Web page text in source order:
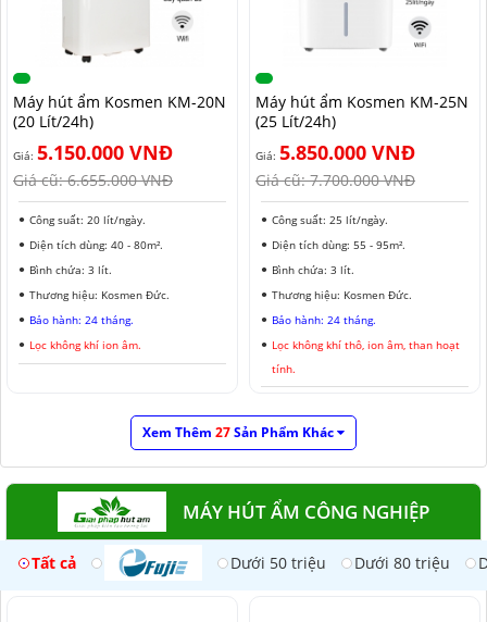
Máy hút ẩm Kosmen KM-20N
(20 Lít/24h)
Giá: 5.150.000 VNĐ
Giá cũ:6.655.000 VNĐ
Công suất: 20 lít/ngày.
Diện tích dùng: 40 - 80m².
Bình chứa: 3 lít.
Thương hiệu: Kosmen Đức.
Bảo hành: 24 tháng.
Lọc không khí ion âm.
Máy hút ẩm Kosmen KM-25N
(25 Lít/24h)
Giá: 5.850.000 VNĐ
Giá cũ:7.700.000 VNĐ
Công suất: 25 lít/ngày.
Diện tích dùng: 55 - 95m².
Bình chứa: 3 lít.
Thương hiệu: Kosmen Đức.
Bảo hành: 24 tháng.
Lọc không khí thô, ion âm, than hoạt
tính.
Xem Thêm 27Sản Phẩm Khác
MÁY HÚT ẨM CÔNG NGHIỆP
Tất cả Dưới 50 triệu Dưới 80 triệu